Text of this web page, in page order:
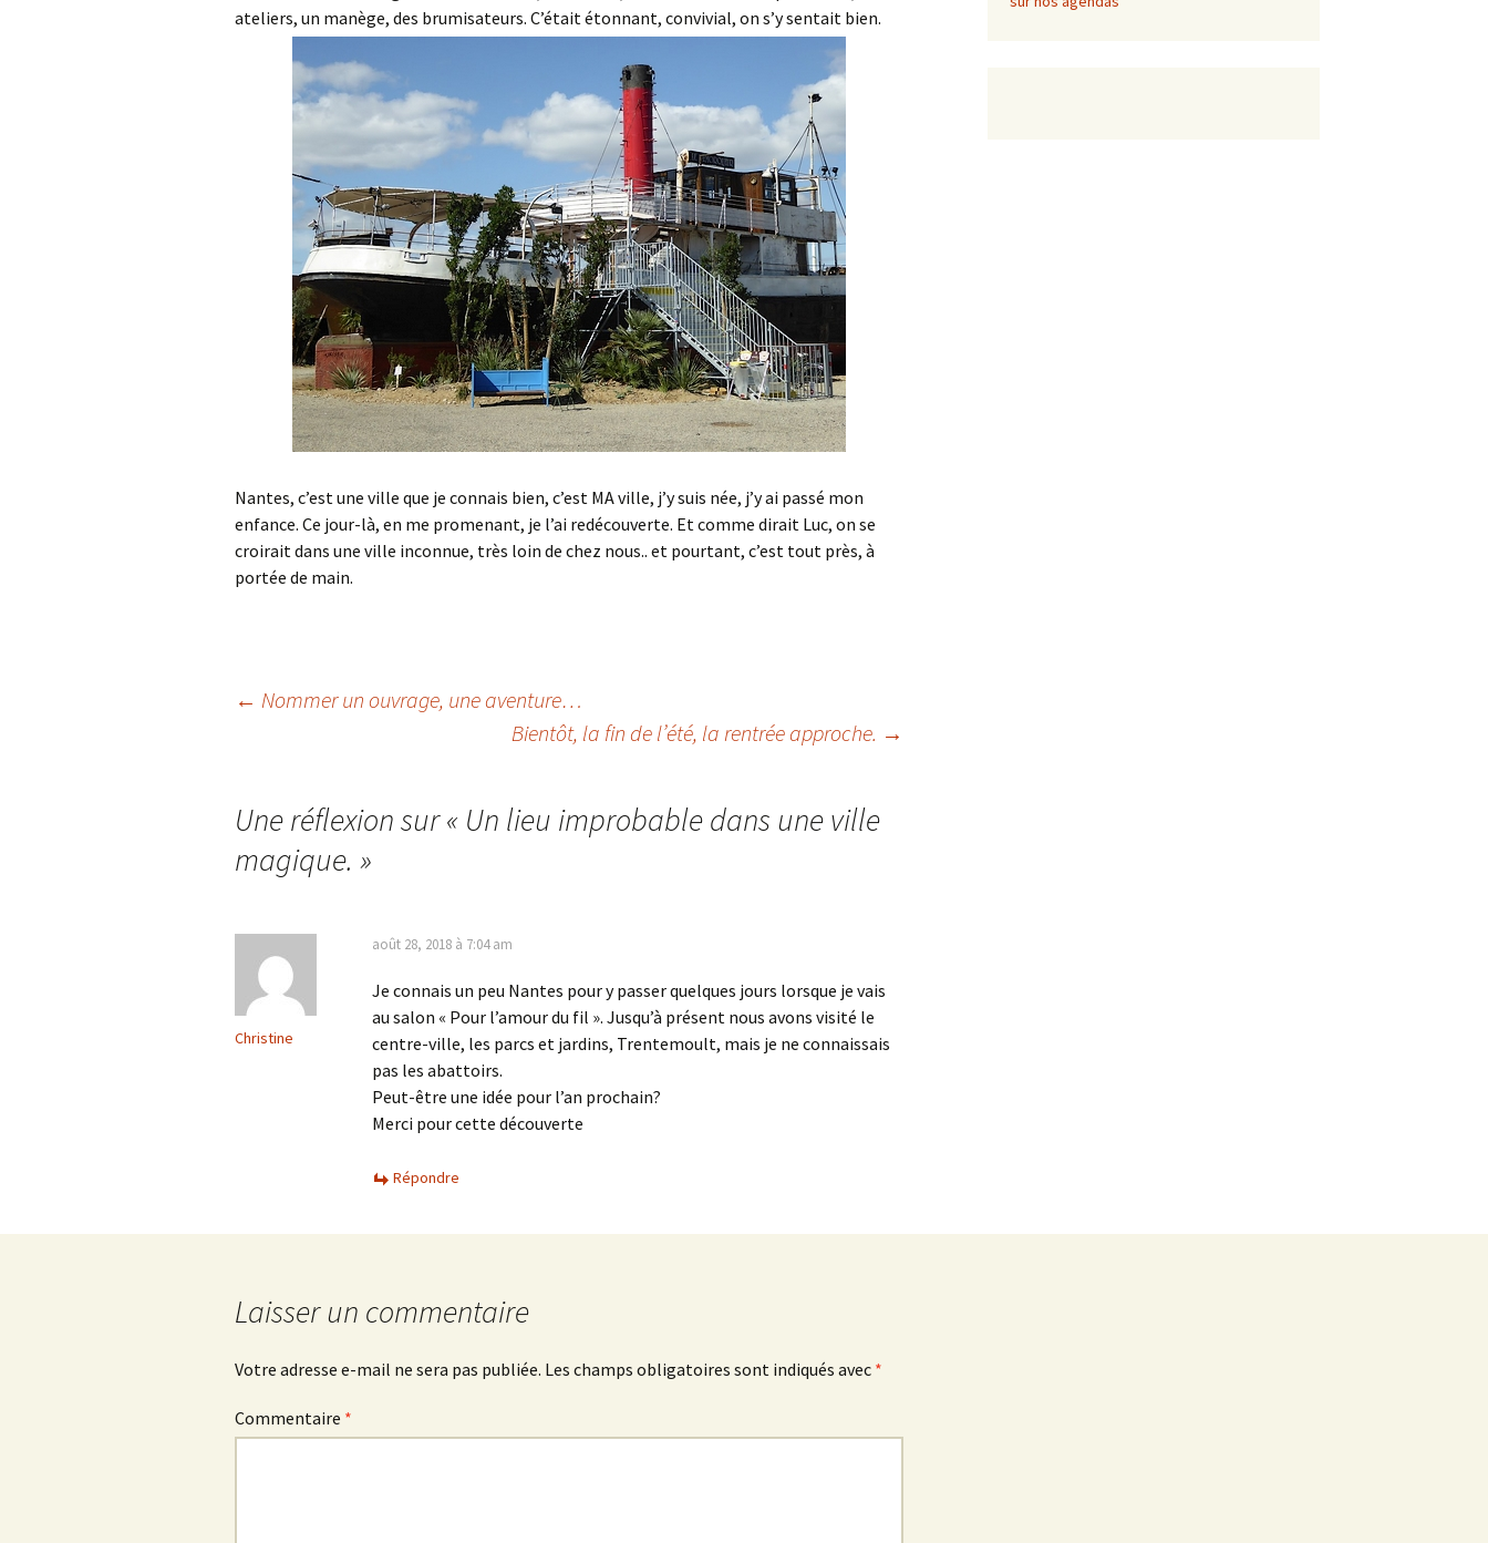
ateliers, un manège, des brumisateurs. C’était étonnant, convivial, on s’y sentait bien.
Nantes, c’est une ville que je connais bien, c’est MA ville, j’y suis née, j’y ai passé mon
enfance. Ce jour-là, en me promenant, je l’ai redécouverte. Et comme dirait Luc, on se
croirait dans une ville inconnue, très loin de chez nous.. et pourtant, c’est tout près, à
portée de main.
Navigation
← Nommer un ouvrage, une aventure…
Bientôt, la fin de l’été, la rentrée approche. →
Une réflexion sur « Un lieu improbable dans une ville
magique. »
Christine
août 28, 2018 à 7:04 am
Je connais un peu Nantes pour y passer quelques jours lorsque je vais
au salon « Pour l’amour du fil ». Jusqu’à présent nous avons visité le
centre-ville, les parcs et jardins, Trentemoult, mais je ne connaissais
pas les abattoirs.
Peut-être une idée pour l’an prochain?
Merci pour cette découverte
Répondre
Laisser un commentaire
Votre adresse e-mail ne sera pas publiée. Les champs obligatoires sont indiqués avec *
Commentaire *